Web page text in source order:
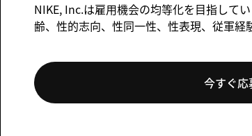
NIKE, Inc.は雇用機会の均等化を目指して
齢、性的志向、性同一性、性表現、従軍経
今すぐ応